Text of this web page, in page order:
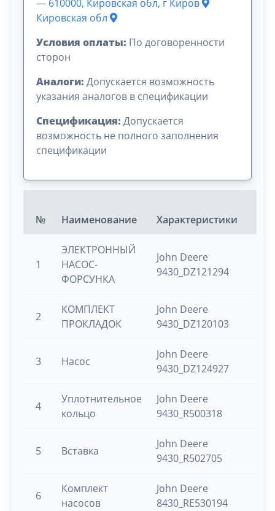
— 610000, Кировская обл, г Киров
Кировская обл
Условия оплаты: По договоренности
сторон
Аналоги: Допускается возможность
указания аналогов в спецификации
Спецификация: Допускается
возможность не полного заполнения
спецификации
№ Наименование Характеристики
1
ЭЛЕКТРОННЫЙ
НАСОС-
ФОРСУНКА
John Deere
9430_DZ121294
2
КОМПЛЕКТ
ПРОКЛАДОК
John Deere
9430_DZ120103
3 Насос
John Deere
9430_DZ124927
4
Уплотнительное
кольцо
John Deere
9430_R500318
5 Вставка
John Deere
9430_R502705
6
Комплект
насосов
John Deere
8430_RE530194